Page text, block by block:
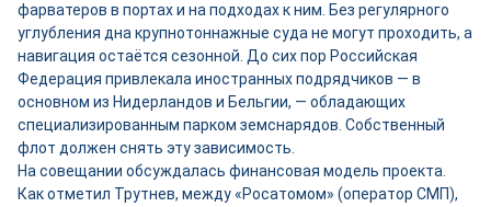
фарватеров в портах и на подходах к ним. Без регулярного
углубления дна крупнотоннажные суда не могут проходить, а
навигация остаётся сезонной. До сих пор Российская
Федерация привлекала иностранных подрядчиков — в
основном из Нидерландов и Бельгии, — обладающих
специализированным парком земснарядов. Собственный
флот должен снять эту зависимость.
На совещании обсуждалась финансовая модель проекта.
Как отметил Трутнев, между «Росатомом» (оператор СМП),